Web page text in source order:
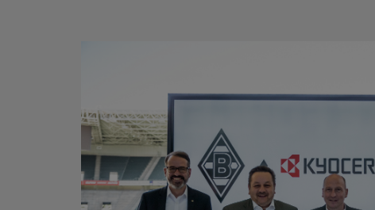
Wir bieten aktuelle, maßgeschneiderte
kostensenkende und qualitätssteigernde
höchster Qualität anzubieten. Unsere